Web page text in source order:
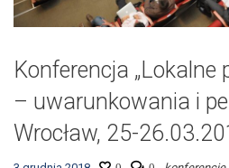
Konferencja „Lokalne
– uwarunkowania i
Wrocław, 25-